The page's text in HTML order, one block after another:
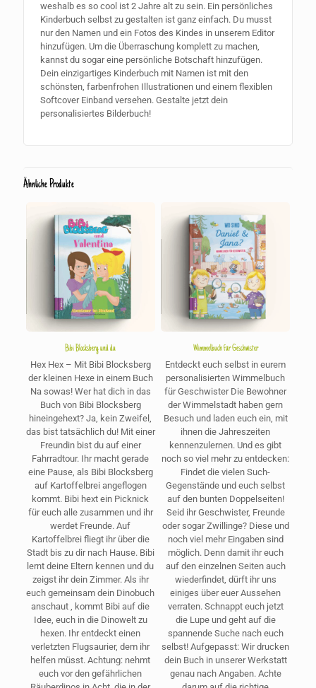
weshalb es so cool ist 2 Jahre alt zu sein. Ein persönliches
Kinderbuch selbst zu gestalten ist ganz einfach. Du musst
nur den Namen und ein Fotos des Kindes in unserem Editor
hinzufügen. Um die Überraschung komplett zu machen,
kannst du sogar eine persönliche Botschaft hinzufügen.
Dein einzigartiges Kinderbuch mit Namen ist mit den
schönsten, farbenfrohen Illustrationen und einem flexiblen
Softcover Einband versehen. Gestalte jetzt dein
personalisiertes Bilderbuch!
Ähnliche Produkte
Bibi Blocksberg und du
Hex Hex – Mit Bibi Blocksberg
der kleinen Hexe in einem Buch
Na sowas! Wer hat dich in das
Buch von Bibi Blocksberg
hineingehext? Ja, kein Zweifel,
das bist tatsächlich du! Mit einer
Freundin bist du auf einer
Fahrradtour. Ihr macht gerade
eine Pause, als Bibi Blocksberg
auf Kartoffelbrei angeflogen
kommt. Bibi hext ein Picknick
für euch alle zusammen und ihr
werdet Freunde. Auf
Kartoffelbrei fliegt ihr über die
Stadt bis zu dir nach Hause. Bibi
lernt deine Eltern kennen und du
zeigst ihr dein Zimmer. Als ihr
euch gemeinsam dein Dinobuch
anschaut , kommt Bibi auf die
Idee, euch in die Dinowelt zu
hexen. Ihr entdeckt einen
verletzten Flugsaurier, dem ihr
helfen müsst. Achtung: nehmt
euch vor den gefährlichen
Wimmelbuch für Geschwister
Entdeckt euch selbst in eurem
personalisierten Wimmelbuch
für Geschwister Die Bewohner
der Wimmelstadt haben gern
Besuch und laden euch ein, mit
ihnen die Jahreszeiten
kennenzulernen. Und es gibt
noch so viel mehr zu entdecken:
Findet die vielen Such-
Gegenstände und euch selbst
auf den bunten Doppelseiten!
Seid ihr Geschwister, Freunde
oder sogar Zwillinge? Diese und
noch viel mehr Eingaben sind
möglich. Denn damit ihr euch
auf den einzelnen Seiten auch
wiederfindet, dürft ihr uns
einiges über euer Aussehen
verraten. Schnappt euch jetzt
die Lupe und geht auf die
spannende Suche nach euch
selbst! Aufgepasst: Wir drucken
dein Buch in unserer Werkstatt
genau nach Angaben. Achte